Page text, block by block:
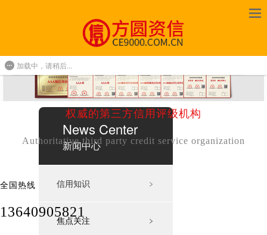
权威的第三方信用评级机构
Authoritative third party credit service organization
全国热线
13640905821
News Center
新闻中心
信用知识 ﹥
焦点关注 ﹥
加载中，请稍后...